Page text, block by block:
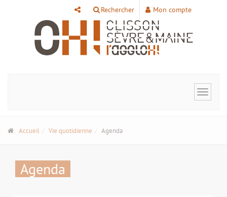
Rechercher Mon compte
Toggle
Accueil Vie quotidienne Agenda
Agenda
Panneau de gestion des cookies